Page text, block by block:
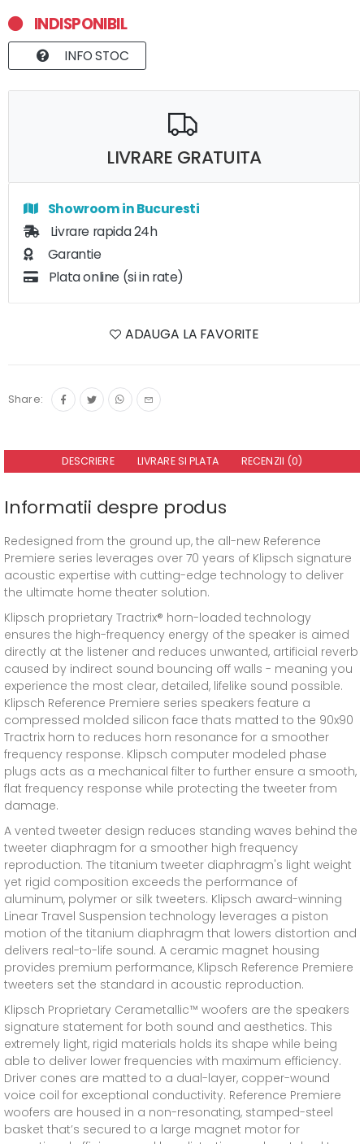
INDISPONIBIL
INFO STOC
LIVRARE GRATUITA
Showroom in Bucuresti
Livrare rapida 24h
Garantie
Plata online (si in rate)
ADAUGA LA FAVORITE
Share:
DESCRIERE LIVRARE SI PLATA RECENZII (0)
Informatii despre produs
Redesigned from the ground up, the all-new Reference
Premiere series leverages over 70 years of Klipsch signature
acoustic expertise with cutting-edge technology to deliver
the ultimate home theater solution.
Klipsch proprietary Tractrix® horn-loaded technology
ensures the high-frequency energy of the speaker is aimed
directly at the listener and reduces unwanted, artificial reverb
caused by indirect sound bouncing off walls - meaning you
experience the most clear, detailed, lifelike sound possible.
Klipsch Reference Premiere series speakers feature a
compressed molded silicon face thats matted to the 90x90
Tractrix horn to reduces horn resonance for a smoother
frequency response. Klipsch computer modeled phase
plugs acts as a mechanical filter to further ensure a smooth,
flat frequency response while protecting the tweeter from
damage.
A vented tweeter design reduces standing waves behind the
tweeter diaphragm for a smoother high frequency
reproduction. The titanium tweeter diaphragm's light weight
yet rigid composition exceeds the performance of
aluminum, polymer or silk tweeters. Klipsch award-winning
Linear Travel Suspension technology leverages a piston
motion of the titanium diaphragm that lowers distortion and
delivers real-to-life sound. A ceramic magnet housing
provides premium performance, Klipsch Reference Premiere
tweeters set the standard in acoustic reproduction.
Klipsch Proprietary Cerametallic™ woofers are the speakers
signature statement for both sound and aesthetics. This
extremely light, rigid materials holds its shape while being
able to deliver lower frequencies with maximum efficiency.
Driver cones are matted to a dual-layer, copper-wound
voice coil for exceptional conductivity. Reference Premiere
woofers are housed in a non-resonating, stamped-steel
basket that’s secured to a large magnet motor for